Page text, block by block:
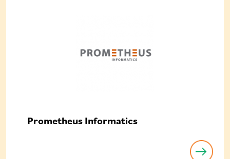
Prometheus Informatics